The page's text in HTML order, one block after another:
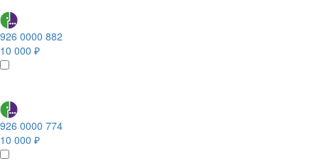
926 0000 882
10 000 ₽
926 0000 774
10 000 ₽